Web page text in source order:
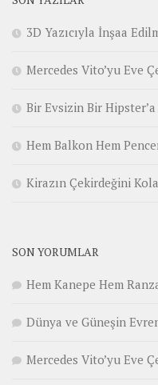
3D Yazıcıyla İnşaa
Mercedes Vito’yu Eve
Bir Evsizin Bir
Hem Balkon Hem
Kirazın Çekirdeğini
SON YORUMLAR
Hem Kanepe Hem
Dünya ve Güneşin
Mercedes Vito’yu Eve